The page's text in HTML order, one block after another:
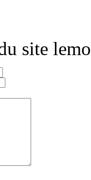
site